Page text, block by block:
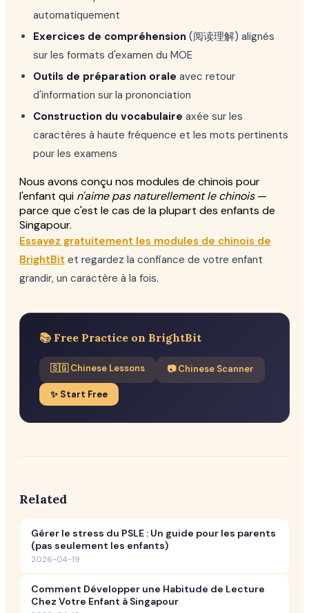
automatiquement
Exercices de compréhension (阅读理解) alignés
sur les formats d'examen du MOE
Outils de préparation orale avec retour
d'information sur la prononciation
Construction du vocabulaire axée sur les
caractères à haute fréquence et les mots pertinents
pour les examens
Nous avons conçu nos modules de chinois pour
l'enfant qui n'aime pas naturellement le chinois—
parce que c'est le cas de la plupart des enfants de
Singapour.
Essayez gratuitement les modules de chinois de
BrightBit et regardez la confiance de votre enfant
grandir, un caractère à la fois.
📚 Free Practice on BrightBit
🇸🇬 Chinese Lessons 📷 Chinese Scanner
✨ Start Free
Related
Gérer le stress du PSLE : Un guide pour les parents
(pas seulement les enfants)
2026-04-19
Comment Développer une Habitude de Lecture
Chez Votre Enfant à Singapour